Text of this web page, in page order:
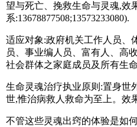
望与死亡、挽救生命与灵魂,效
系:13678877508;13573233080).
适应对象:政府机关工作人员、
员、事业编人员、富有人、高
社会群体之家庭成员及所有生
生命灵魂治疗执业原则:置身世
世,惟治病救人救命为至上。效
不管这些灵魂出窍的体验是如